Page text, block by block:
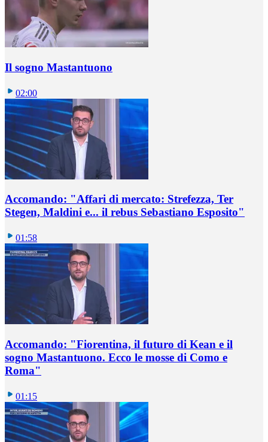
Il sogno Mastantuono
02:00
Accomando: "Affari di mercato: Strefezza, Ter
Stegen, Maldini e... il rebus Sebastiano Esposito"
01:58
Accomando: "Fiorentina, il futuro di Kean e il
sogno Mastantuono. Ecco le mosse di Como e
Roma"
01:15